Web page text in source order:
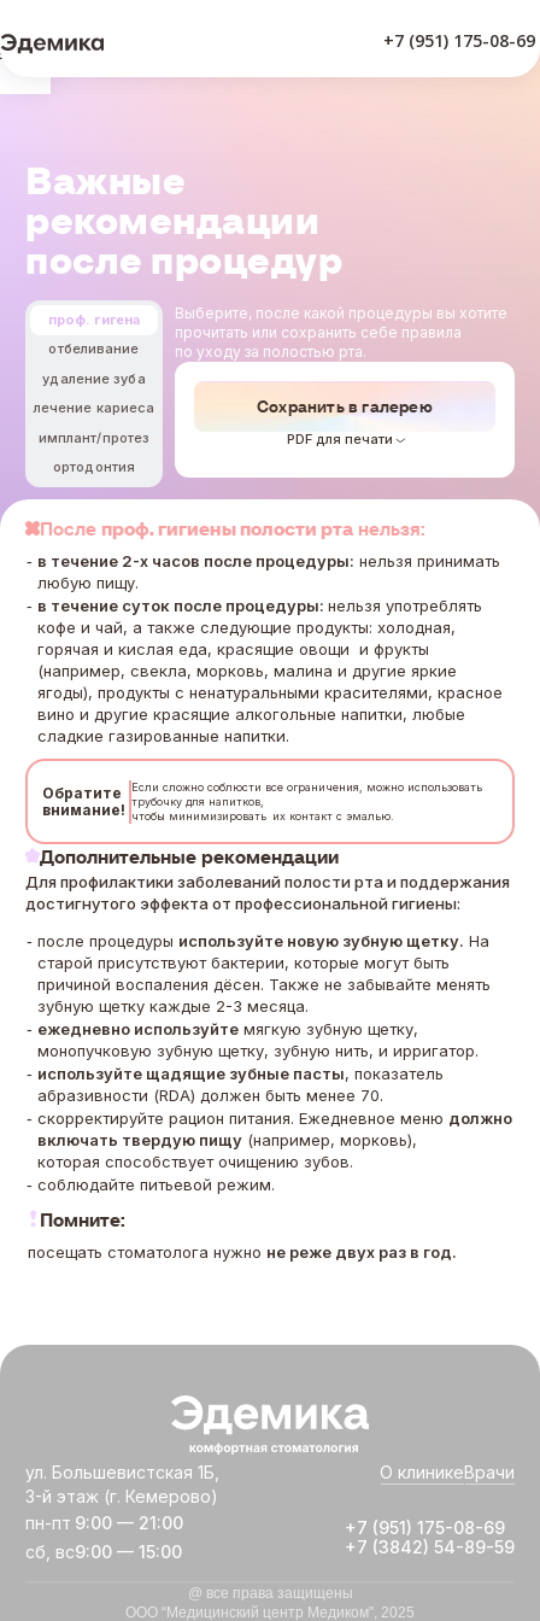
+7 (951) 175-08-69
Важные
рекомендации
после процедур
проф. гигена
отбеливание
удаление зуба
лечение кариеса
имплант/протез
ортодонтия
Выберите, после какой процедуры вы хотите
прочитать или сохранить себе правила
по уходу за полостью рта.
Сохранить в галерею
PDF для печати
После проф. гигиены полости рта нельзя:
в течение 2-х часов после процедуры: нельзя принимать
любую пищу.
в течение суток после процедуры: нельзя употреблять
кофе и чай, а также следующие продукты: холодная,
горячая и кислая еда, красящие овощи и фрукты
(например, свекла, морковь, малина и другие яркие
ягоды), продукты с ненатуральными красителями, красное
вино и другие красящие алкогольные напитки, любые
сладкие газированные напитки.
Обратите
внимание!
Если сложно соблюсти все ограничения, можно использовать
трубочку для напитков,
чтобы минимизировать их контакт с эмалью.
Дополнительные рекомендации
Для профилактики заболеваний полости рта и поддержания
достигнутого эффекта от профессиональной гигиены:
после процедуры используйте новую зубную щетку. На
старой присутствуют бактерии, которые могут быть
причиной воспаления дёсен. Также не забывайте менять
зубную щетку каждые 2-3 месяца.
ежедневно используйте мягкую зубную щетку,
монопучковую зубную щетку, зубную нить, и ирригатор.
используйте щадящие зубные пасты, показатель
абразивности (RDA) должен быть менее 70.
скорректируйте рацион питания. Ежедневное меню должно
включать твердую пищу (например, морковь),
которая способствует очищению зубов.
соблюдайте питьевой режим.
Помните:
посещать стоматолога нужно не реже двух раз в год.
ул. Большевистская 1Б,
3-й этаж (г. Кемерово)
О клиникеВрачи
пн-пт
сб, вс
9:00 — 21:00
9:00 — 15:00
+7 (951) 175-08-69
+7 (3842) 54-89-59
@ все права защищены
ООО “Медицинский центр Медиком”, 2025